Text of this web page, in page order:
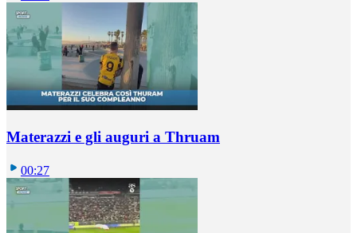
Materazzi e gli auguri a Thruam
00:27